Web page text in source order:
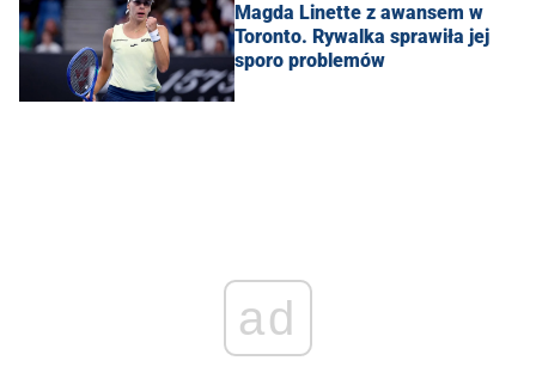
Magda Linette z awansem w
Toronto. Rywalka sprawiła jej
sporo problemów
ad